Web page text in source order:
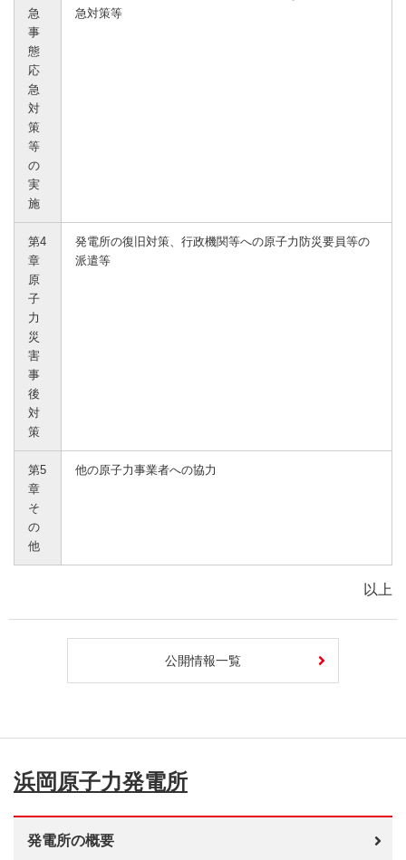
急
事
態
応
急
対
策
等
の
実
施
急対策等
第4
章
原
子
力
災
害
事
後
対
策
発電所の復旧対策、行政機関等への原子力防災要員等の
派遣等
第5
章
そ
の
他
他の原子力事業者への協力
以上
公開情報一覧
浜岡原子力発電所
発電所の概要